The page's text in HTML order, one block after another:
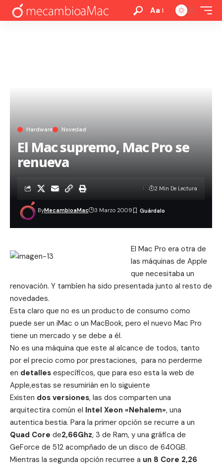
Aa
Hardware Novedad
El Mac supremo, Mac Pro se
renueva
ByMecambioaMac 3 Marzo 2009
2 Min De Lectura
El Mac Pro era otra de
las máquinas de Apple
que necesitaba un
renovación. Y tambíen ha sido presentada junto al resto de
novedades.
Esta claro que no es un producto de consumo como
puede ser un iMac o un MacBook, pero el nuevo Mac Pro
tiene un mercado y se debe a él.
No es una máquina que este al alcance de todos, tanto
por el precio como por prestaciones, para no perderme
en detalles específicos, que para eso esta la web de
Apple,estas se resumirián en lo siguiente
Existen dos versiones, las dos comparten una
arquitectira común el Intel Xeon «Nehalem», una
autentica bestia. Para la primer opción se recurre a un
Quad Core de2,66Ghz, 3 de Ram, y una gráfica de
GeForce de 512 acompñado de un disco de 640GB.
Mientras la segunda opción recurree a un 8 Core 2,26